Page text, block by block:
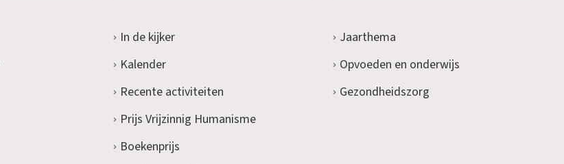
In de kijker
Kalender
Recente activiteiten
Prijs Vrijzinnig Humanisme
Boekenprijs
Jaarthema
Opvoeden en onderwijs
Gezondheidszorg